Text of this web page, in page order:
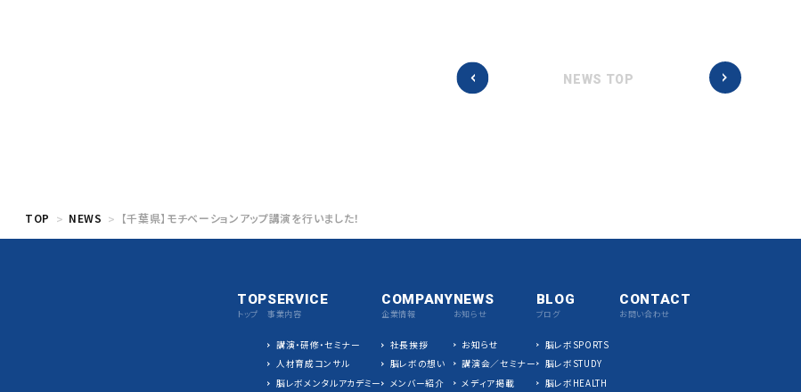
NEWS TOP
TOP NEWS 【千葉県】モチベーションアップ講演を行いました！
TOP
トップ
SERVICE
事業内容
講演・研修・セミナー
人材育成コンサル
脳レボメンタルアカデミー
COMPANY
企業情報
社長挨拶
脳レボの想い
メンバー紹介
NEWS
お知らせ
お知らせ
講演会／セミナー
メディア掲載
BLOG
ブログ
脳レボSPORTS
脳レボSTUDY
脳レボHEALTH
CONTACT
お問い合わせ